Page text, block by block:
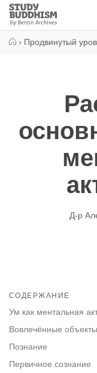
Close
Study
Buddhism
› Продвинутый
Д-р
СОДЕРЖАНИЕ
Ум как ментальная
Вовлечённые
Познание
Первичное сознание